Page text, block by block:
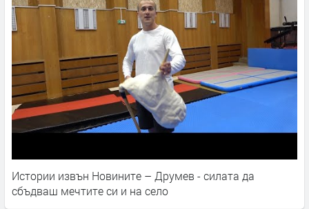
Истории извън Новините – Друмев - силата да
сбъдваш мечтите си и на село